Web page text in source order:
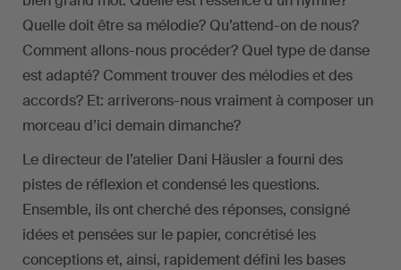
Quelle doit être sa mélodie? Qu’attend-on de nous?
Comment allons-nous procéder? Quel type de danse
est adapté? Comment trouver des mélodies et des
accords? Et: arriverons-nous vraiment à composer un
morceau d’ici demain dimanche?
Le directeur de l’atelier Dani Häusler a fourni des
pistes de réflexion et condensé les questions.
Ensemble, ils ont cherché des réponses, consigné
idées et pensées sur le papier, concrétisé les
conceptions et, ainsi, rapidement défini les bases